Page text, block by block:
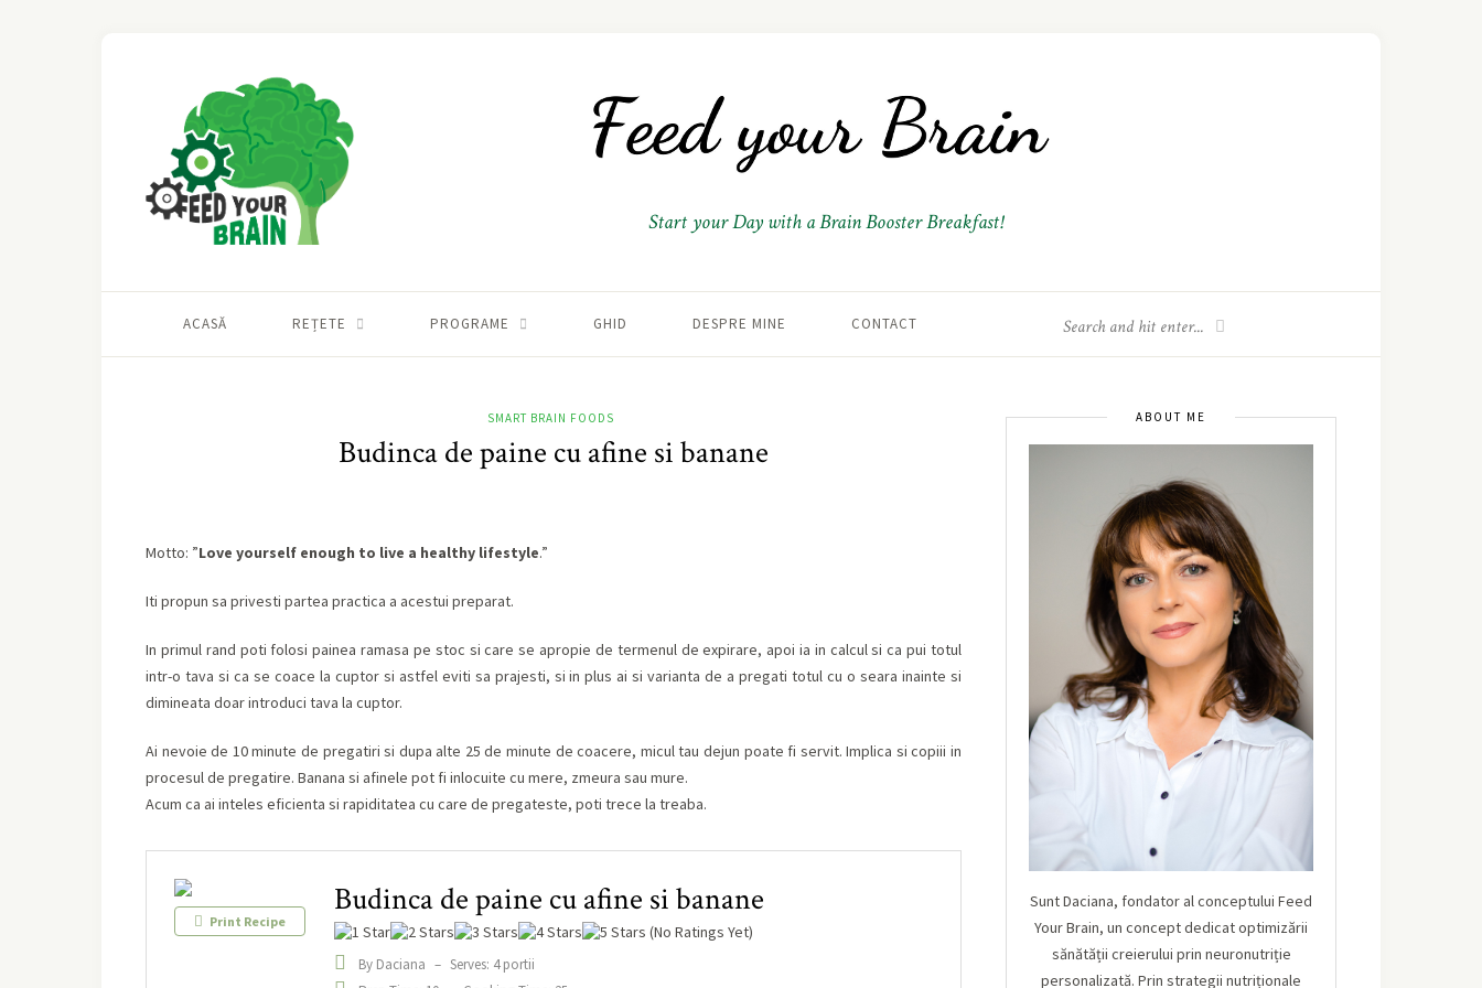
Start your Day with a Brain Booster Breakfast!
ACASĂ REȚETE PROGRAME GHID DESPRE MINE CONTACT
SMART BRAIN FOODS
Budinca de paine cu afine si banane
Motto: ”Love yourself enough to live a healthy lifestyle.”
Iti propun sa privesti partea practica a acestui preparat.
In primul rand poti folosi painea ramasa pe stoc si care se apropie de termenul de expirare, apoi ia in calcul si ca pui totul
intr-o tava si ca se coace la cuptor si astfel eviti sa prajesti, si in plus ai si varianta de a pregati totul cu o seara inainte si
dimineata doar introduci tava la cuptor.
Ai nevoie de 10 minute de pregatiri si dupa alte 25 de minute de coacere, micul tau dejun poate fi servit. Implica si copiii in
procesul de pregatire. Banana si afinele pot fi inlocuite cu mere, zmeura sau mure.
Acum ca ai inteles eficienta si rapiditatea cu care de pregateste, poti trece la treaba.
Print Recipe
Budinca de paine cu afine si banane
(No Ratings Yet)
By Daciana – Serves: 4 portii
ABOUT ME
Sunt Daciana, fondator al conceptului Feed
Your Brain, un concept dedicat optimizării
sănătății creierului prin neuronutriție
personalizată. Prin strategii nutriționale